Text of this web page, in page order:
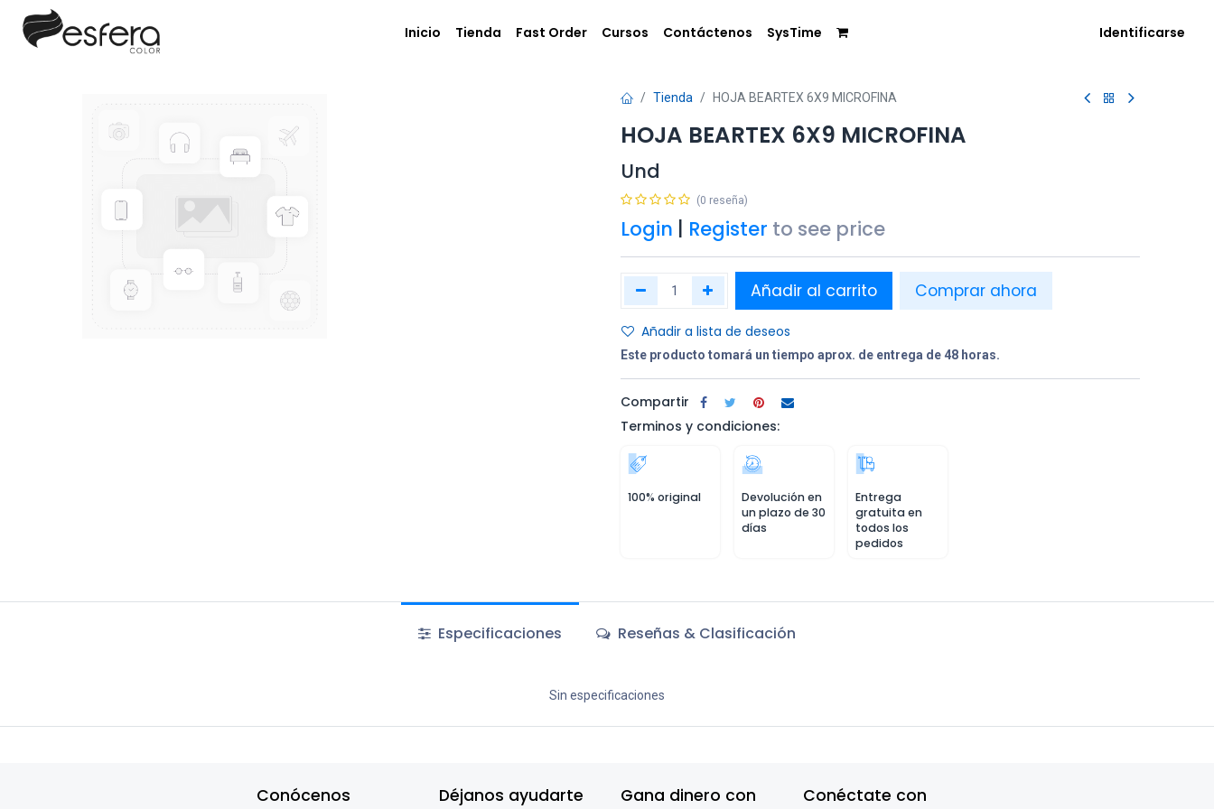
Inicio Tienda Fast Order Cursos Contáctenos SysTime Identificarse
Tienda HOJA BEARTEX 6X9 MICROFINA
HOJA BEARTEX 6X9 MICROFINA
Und
(0 reseña)
Login Register to see price
Añadir al carrito Comprar ahora
Añadir a lista de deseos
Este producto tomará un tiempo aprox. de entrega de 48 horas.
Compartir
Terminos y condiciones:
100% original
Devolución en
un plazo de 30
días
Entrega
gratuita en
todos los
pedidos
Especificaciones Reseñas & Clasificación
Sin especificaciones
Conócenos Déjanos ayudarte
Gana dinero con
Conéctate con